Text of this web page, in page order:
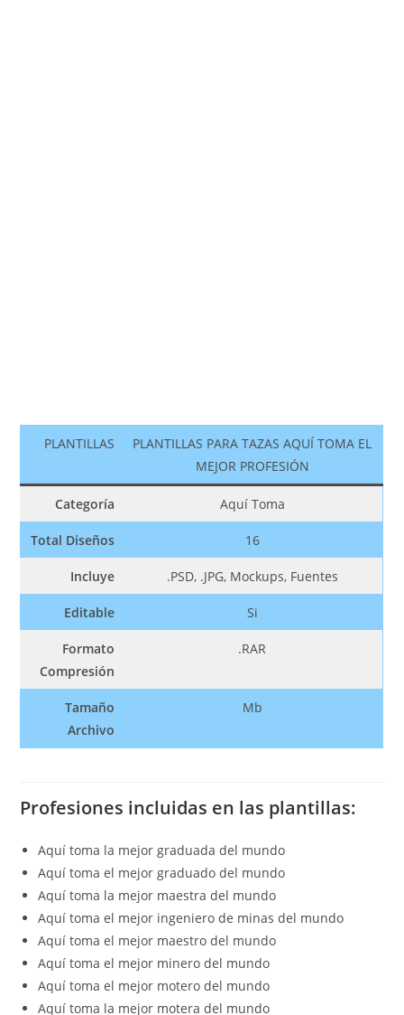
PLANTILLAS
PLANTILLAS PARA TAZAS AQUÍ TOMA EL
MEJOR PROFESIÓN
Categoría Aquí Toma
Total Diseños 16
Incluye .PSD, .JPG, Mockups, Fuentes
Editable Si
Formato
Compresión
.RAR
Tamaño
Archivo
Mb
Profesiones incluidas en las plantillas:
Aquí toma la mejor graduada del mundo
Aquí toma el mejor graduado del mundo
Aquí toma la mejor maestra del mundo
Aquí toma el mejor ingeniero de minas del mundo
Aquí toma el mejor maestro del mundo
Aquí toma el mejor minero del mundo
Aquí toma el mejor motero del mundo
Aquí toma la mejor motera del mundo